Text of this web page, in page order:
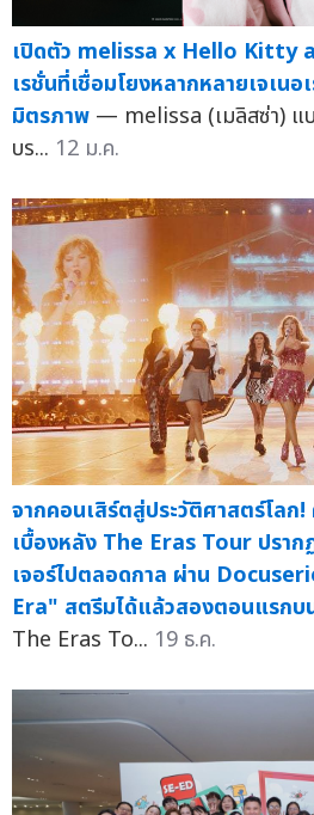
เปิดตัว melissa x Hello Kitty
เรชั่นที่เชื่อมโยงหลากหลายเจเนอ
มิตรภาพ — melissa (เมลิสซ่า) แ
บร... 12 ม.ค.
จากคอนเสิร์ตสู่ประวัติศาสตร์โลก
เบื้องหลัง The Eras Tour ปรา
เจอร์ไปตลอดกาล ผ่าน
Era" สตรีมได้แล้วสองตอนแรกบ
The Eras To... 19 ธ.ค.